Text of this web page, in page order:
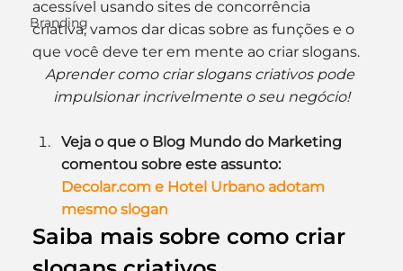
Branding
acessível usando sites de concorrência
criativa, vamos dar dicas sobre as funções e o
que você deve ter em mente ao criar slogans.
Aprender como criar slogans criativos pode
impulsionar incrivelmente o seu negócio!
Veja o que o Blog Mundo do Marketing
comentou sobre este assunto:
Decolar.com e Hotel Urbano adotam
mesmo slogan
Saiba mais sobre como criar